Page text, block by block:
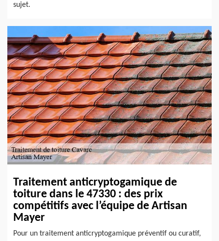
sujet.
Traitement anticryptogamique de
toiture dans le 47330 : des prix
compétitifs avec l’équipe de Artisan
Mayer
Pour un traitement anticryptogamique préventif ou curatif,